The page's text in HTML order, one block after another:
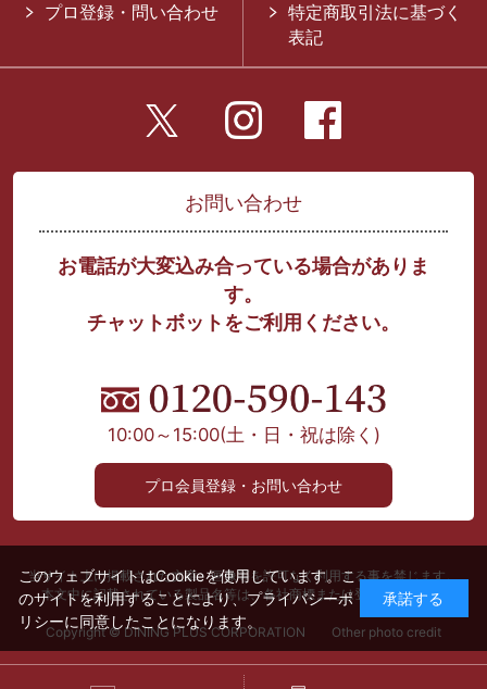
プロ登録・問い合わせ
特定商取引法に基づく
表記
お問い合わせ
お電話が大変込み合っている場合がありま
す。
チャットボットをご利用ください。
10:00～15:00(土・日・祝は除く)
プロ会員登録・お問い合わせ
当サイト上に掲載された文章、画像等を許可なく利用する事を禁じます。
本文中に記載されている製品名等は、各社商標または登録商標です。
Copyright © DINING PLUS CORPORATION Other photo credit
このウェブサイトはCookieを使用しています。こ
のサイトを利用することにより、プライバシーポ
リシーに同意したことになります。
承諾する